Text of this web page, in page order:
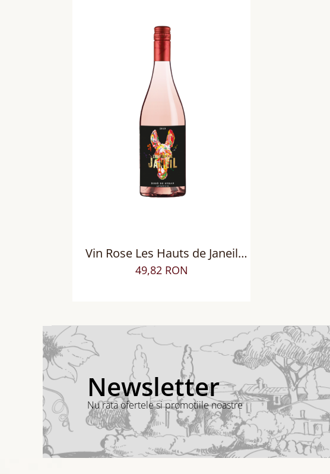
Vin Rose Les Hauts de Janeil
Syrah sec
49,82 RON
Newsletter
Nu rata ofertele si promotiile noastre